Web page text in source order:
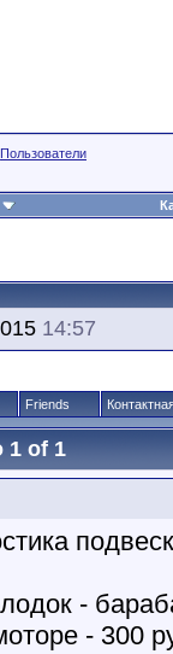
Пользователи
14:57
Friends
1 of 1
-
- 300